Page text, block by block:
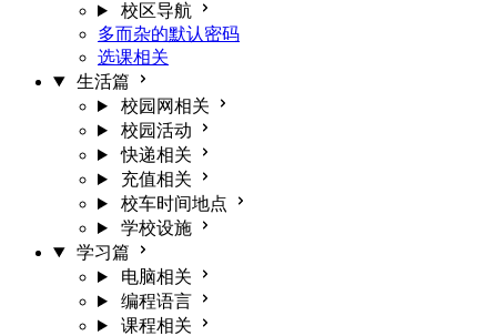
校区导航
多而杂的默认密码
选课相关
生活篇
校园网相关
校园活动
快递相关
充值相关
校车时间地点
学校设施
学习篇
电脑相关
编程语言
课程相关